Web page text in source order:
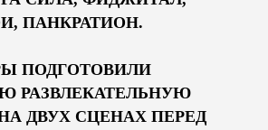
ПАНКРАТИОН.
ПОДГОТОВИЛИ
РАЗВЛЕКАТЕЛЬНУЮ
ДВУХ СЦЕНАХ ПЕРЕД